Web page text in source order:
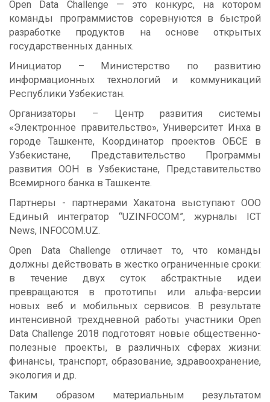
Open Data Challenge — это конкурс, на котором
команды программистов соревнуются в быстрой
разработке продуктов на основе открытых
государственных данных.
Инициатор – Министерство по развитию
информационных технологий и коммуникаций
Республики Узбекистан.
Организаторы – Центр развития системы
«Электронное правительство», Университет Инха в
городе Ташкенте, Координатор проектов ОБСЕ в
Узбекистане, Представительство Программы
развития ООН в Узбекистане, Представительство
Всемирного банка в Ташкенте.
Партнеры - партнерами Хакатона выступают ООО
Единый интегратор “UZINFOCOM”, журналы ICT
News, INFOCOM.UZ.
Open Data Challenge отличает то, что команды
должны действовать в жестко ограниченные сроки:
в течение двух суток абстрактные идеи
превращаются в прототипы или альфа-версии
новых веб и мобильных сервисов. В результате
интенсивной трехдневной работы участники Open
Data Challenge 2018 подготовят новые общественно-
полезные проекты, в различных сферах жизни:
финансы, транспорт, образование, здравоохранение,
экология и др.
Таким образом материальным результатом